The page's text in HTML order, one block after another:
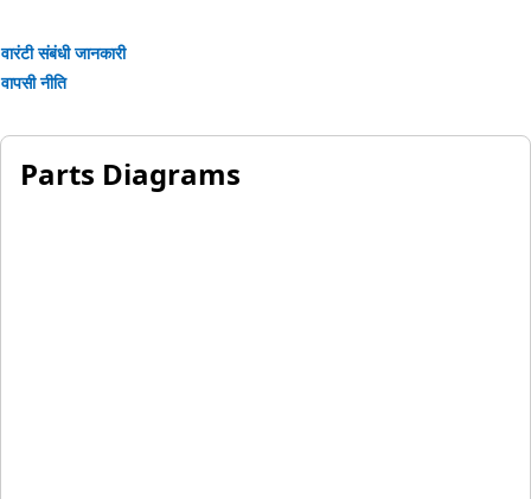
वारंटी संबंधी जानकारी
वापसी नीति
Parts Diagrams